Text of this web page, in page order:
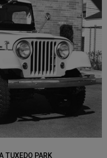
PARK